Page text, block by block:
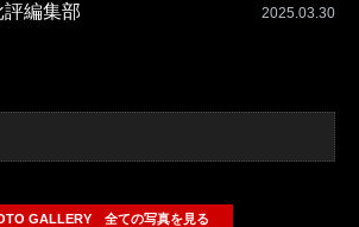
編集部 2025.03.30
GALLERY 全ての写真を見る